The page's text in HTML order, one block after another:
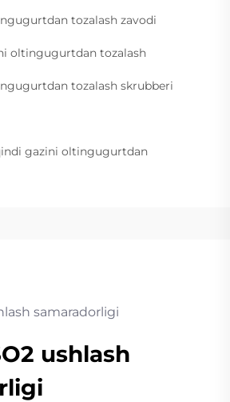
tozalash zavodi
oltingugurtdan tozalash
tozalash skrubberi
gazini oltingugurtdan
ushlash